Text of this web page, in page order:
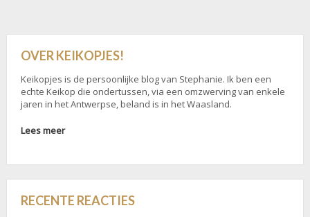
OVER KEIKOPJES!
Keikopjes is de persoonlijke blog van Stephanie. Ik ben een
echte Keikop die ondertussen, via een omzwerving van enkele
jaren in het Antwerpse, beland is in het Waasland.
Lees meer
RECENTE REACTIES